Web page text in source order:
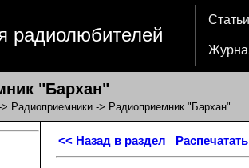
радиолюбителей
Статьи
"Бархан"
Радиоприемники -> Радиоприемник "Бархан"
<< Назад в раздел Распечатать